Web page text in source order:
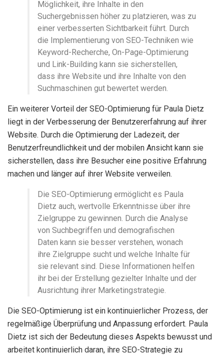
Möglichkeit, ihre Inhalte in den
Suchergebnissen höher zu platzieren, was zu
einer verbesserten Sichtbarkeit führt. Durch
die Implementierung von SEO-Techniken wie
Keyword-Recherche, On-Page-Optimierung
und Link-Building kann sie sicherstellen,
dass ihre Website und ihre Inhalte von den
Suchmaschinen gut bewertet werden.
Ein weiterer Vorteil der SEO-Optimierung für Paula Dietz
liegt in der Verbesserung der Benutzererfahrung auf ihrer
Website. Durch die Optimierung der Ladezeit, der
Benutzerfreundlichkeit und der mobilen Ansicht kann sie
sicherstellen, dass ihre Besucher eine positive Erfahrung
machen und länger auf ihrer Website verweilen.
Die SEO-Optimierung ermöglicht es Paula
Dietz auch, wertvolle Erkenntnisse über ihre
Zielgruppe zu gewinnen. Durch die Analyse
von Suchbegriffen und demografischen
Daten kann sie besser verstehen, wonach
ihre Zielgruppe sucht und welche Inhalte für
sie relevant sind. Diese Informationen helfen
ihr bei der Erstellung gezielter Inhalte und der
Ausrichtung ihrer Marketingstrategie.
Die SEO-Optimierung ist ein kontinuierlicher Prozess, der
regelmäßige Überprüfung und Anpassung erfordert. Paula
Dietz ist sich der Bedeutung dieses Aspekts bewusst und
arbeitet kontinuierlich daran, ihre SEO-Strategie zu